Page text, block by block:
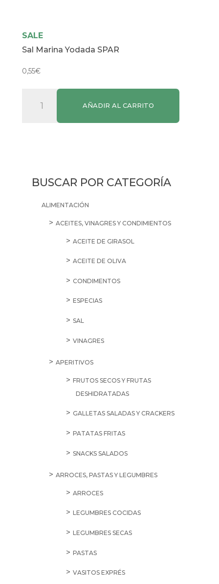
SALE
Sal Marina Yodada SPAR
0,55€
Marina
AÑADIR AL CARRITO
BUSCAR POR CATEGORÍA
ALIMENTACIÓN
ACEITES, VINAGRES Y CONDIMIENTOS
ACEITE DE GIRASOL
ACEITE DE OLIVA
CONDIMENTOS
ESPECIAS
SAL
VINAGRES
APERITIVOS
FRUTOS SECOS Y FRUTAS
DESHIDRATADAS
GALLETAS SALADAS Y CRACKERS
PATATAS FRITAS
SNACKS SALADOS
ARROCES, PASTAS Y LEGUMBRES
ARROCES
LEGUMBRES COCIDAS
LEGUMBRES SECAS
PASTAS
VASITOS EXPRÉS